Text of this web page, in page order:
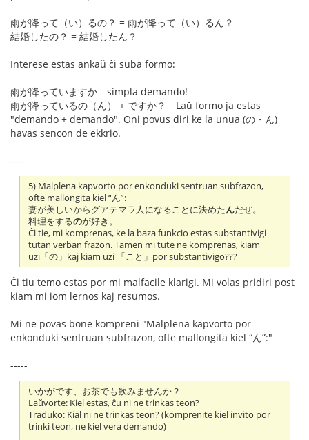
雨が降って（い）るの？ = 雨が降って（い）るん？
結婚したの？ = 結婚したん？
Interese estas ankaŭ ĉi suba formo:
雨が降っていますか simpla demando!
雨が降っているの（ん） + ですか？ Laŭ formo ja estas
"demando + demando". Oni povus diri ke la unua (の・ん)
havas sencon de ekkrio.
----
5) Malplena kapvorto por enkonduki sentruan subfrazon,
ofte mallongita kiel “ん”:
妻が美しいからグアテマラ人になることに決めたんだぜ。
料理をするのが好き。
Ĉi tie, mi komprenas, ke la baza funkcio estas substantivigi
tutan verban frazon. Tamen mi tute ne komprenas, kiam
uzi「の」kaj kiam uzi 「こと」por substantivigo???
Ĉi tiu temo estas por mi malfacile klarigi. Mi volas pridiri post
kiam mi iom lernos kaj resumos.
Mi ne povas bone kompreni "Malplena kapvorto por
enkonduki sentruan subfrazon, ofte mallongita kiel “ん”:"
-----
いかがです、お茶でも飲みませんか？
Laŭvorte: Kiel estas, ĉu ni ne trinkas teon?
Traduko: Kial ni ne trinkas teon? (komprenite kiel invito por
trinki teon, ne kiel vera demando)